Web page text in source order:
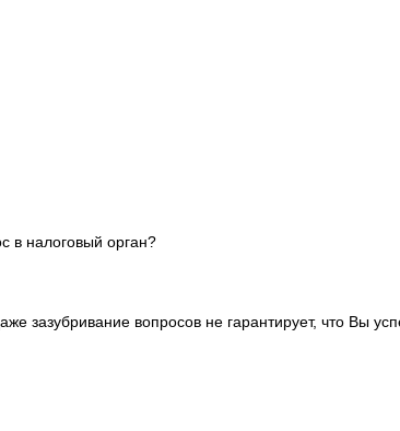
в налоговый орган?
зазубривание вопросов не гарантирует, что Вы